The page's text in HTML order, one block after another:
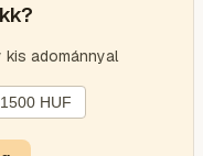
kis adománnyal
1500 HUF